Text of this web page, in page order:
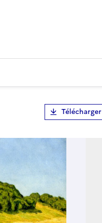
Télécharger